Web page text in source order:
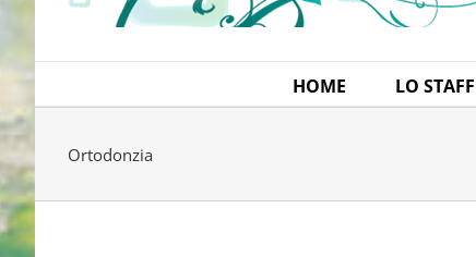
HOME LO STAFF
Ortodonzia